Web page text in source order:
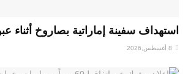
استهداف سفينة إماراتية بصاروخ أثناء